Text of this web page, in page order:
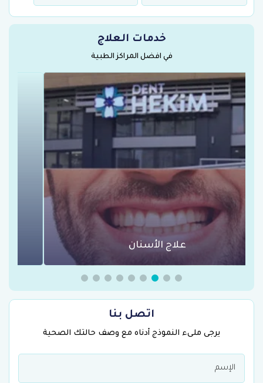
خدمات العلاج
في افضل المراكز الطبية
عمليات السمنة في تركيا
اتصل بنا
يرجى ملىء النموذج أدناه مع وصف حالتك الصحية